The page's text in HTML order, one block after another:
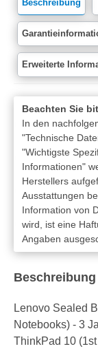
Beschreibung
Erweiterte
Beachten Sie
In den
"Technische
"Wichtigste
Informationen"
Herstellers
Ausstattungen
Information von
wird, ist eine
Angaben
Beschreibung
Lenovo Sealed
Notebooks) - 3
ThinkPad 10